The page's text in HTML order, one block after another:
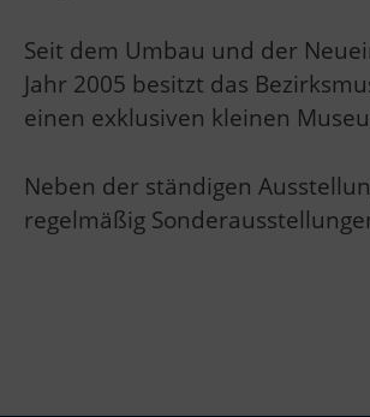
Seit dem Umbau und der
Jahr 2005 besitzt das
einen exklusiven kleinen
Neben der ständigen
regelmäßig